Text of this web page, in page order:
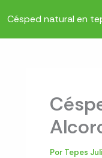
Césped natural en
Por Tepes